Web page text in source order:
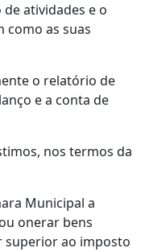
atividades e o
como as suas
o relatório de
e a conta de
nos termos da
Municipal a
onerar bens
superior ao imposto